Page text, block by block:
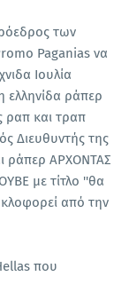
των
Paganias να
Ιουλία
ελληνίδα ράπερ
ραπ και τραπ
Διευθυντής της
ράπερ ΑΡΧΟΝΤΑΣ
με τίτλο ''θα
από την
που